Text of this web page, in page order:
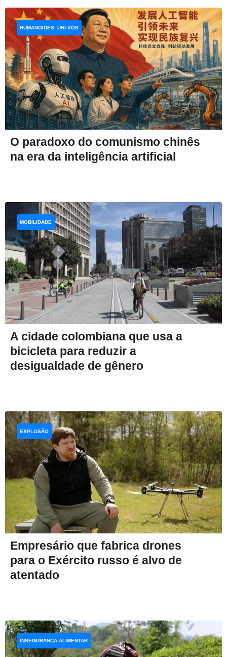
O paradoxo do comunismo chinês
na era da inteligência artificial
HUMANOIDES, UNI-VOS
A cidade colombiana que usa a
bicicleta para reduzir a
desigualdade de gênero
MOBILIDADE
Empresário que fabrica drones
para o Exército russo é alvo de
atentado
EXPLOSÃO
INSEGURANÇA ALIMENTAR